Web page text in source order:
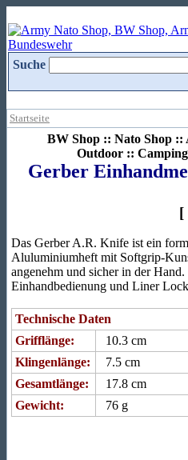
Suche
Startseite
BW Shop :: Nato Shop
Outdoor ::
Gerber
[
Das Gerber A.R. Knife ist ein
Aluluminiumheft mit Softgrip-
angenehm und sicher in der
Einhandbedienung und Liner
Technische Daten
Grifflänge:
10.3 cm
Klingenlänge:
7.5 cm
Gesamtlänge:
17.8 cm
Gewicht:
76 g